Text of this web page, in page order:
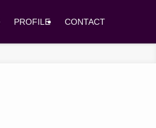
PROFILE CONTACT